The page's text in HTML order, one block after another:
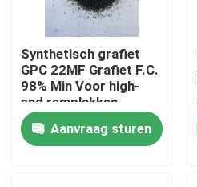
Fabrieksreis
Kwaliteitscontrole
Contacteer ons
Synthetisch grafiet
GPC 22MF Grafiet F.C.
98% Min Voor high-
end remplakken
Aanvraag sturen